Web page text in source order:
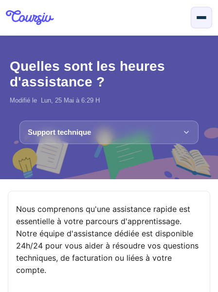
Quelles sont les heures
d'assistance ?
Modifié le Lun, 25 Mai à 6:29 H
Support technique
Nous comprenons qu'une assistance rapide est
essentielle à votre parcours d'apprentissage.
Notre équipe d'assistance dédiée est disponible
24h/24 pour vous aider à résoudre vos questions
techniques, de facturation ou liées à votre
compte.